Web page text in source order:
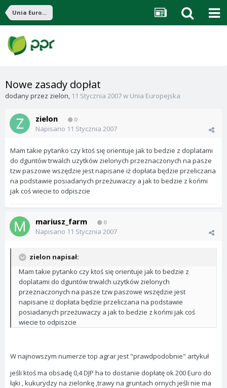
Unia Europejska
Nowe zasady dopłat
dodany przez zielon, 11 Stycznia 2007w Unia Europejska
zielon 0
Napisano 11 Stycznia 2007
Mam takie pytanko czy ktoś się orientuje jak to bedzie z doplatami
do dguntów trwalch uzytków zielonych przeznaczonych na pasze
tzw paszowe wszędzie jest napisane iż dopłata będzie przeliczana
na podstawie posiadanych przeżuwaczy a jak to bedzie z końmi
jak coś wiecie to odpiszcie
mariusz_farm 0
Napisano 11 Stycznia 2007
zielon napisał:
Mam takie pytanko czy ktoś się orientuje jak to bedzie z
doplatami do dguntów trwalch uzytków zielonych
przeznaczonych na pasze tzw paszowe wszędzie jest
napisane iż dopłata będzie przeliczana na podstawie
posiadanych przeżuwaczy a jak to bedzie z końmi jak coś
wiecie to odpiszcie
W najnowszym numerze top agrar jest "prawdpodobnie" artykuł
jeśli ktoś ma obsadę 0,4 DJP ha to dostanie dopłatę ok 200 Euro do
łąki , kukurydzy na zielonkę ,trawy na gruntach ornych jeśli nie ma